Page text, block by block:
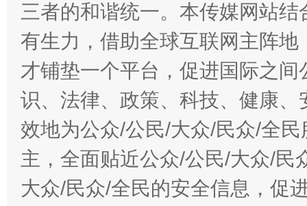
三者的和谐统一。本传媒网站
有生力，借助全球互联网主阵
才铺垫一个平台，促进国际之
识、法律、政策、科技、健康
效地为公众/公民/大众/民众/全
主，全面贴近公众/公民/大众/民
大众/民众/全民的安全信息，促